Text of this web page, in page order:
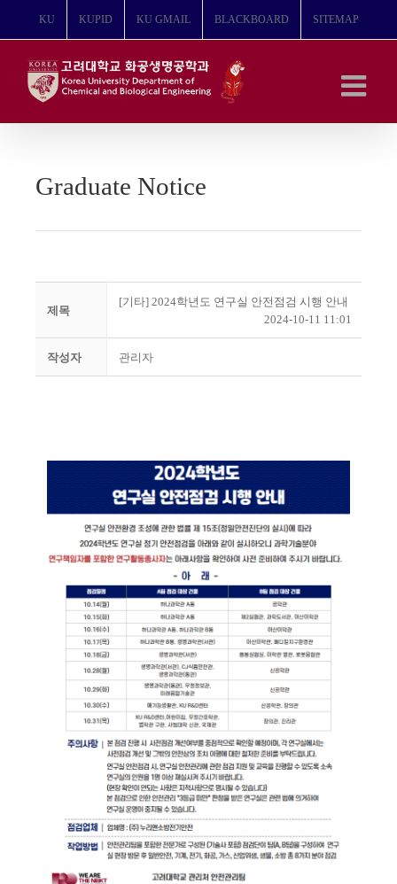
뛰
KU KUPID KU GMAIL BLACKBOARD SITEMAP
Graduate Notice
제목
[기타] 2024학년도 연구실 안전점검 시행 안내
2024-10-11 11:01
작성자 관리자